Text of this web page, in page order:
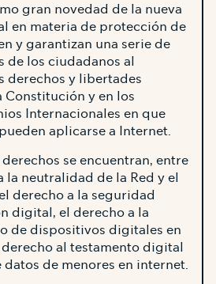
gran novedad de la nueva
en materia de protección de
y garantizan una serie de
de los ciudadanos al
derechos y libertades
Constitución y en los
Internacionales en que
aplicarse a Internet.
se encuentran, entre
la neutralidad de la Red y el
derecho a la seguridad
digital, el derecho a la
de dispositivos digitales en
al testamento digital
de menores en internet.